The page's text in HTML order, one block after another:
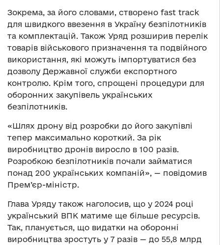
Зокрема, за його словами, створено fast track
для швидкого ввезення в Україну безпілотників
та комплектацій. Також Уряд розширив перелік
товарів військового призначення та подвійного
використання, які можуть імпортуватися без
дозволу Державної служби експортного
контролю. Крім того, спрощені процедури для
оборонних закупівель українських
безпілотників.
«Шлях дрону від розробки до його закупівлі
тепер максимально короткий. За рік
виробництво дронів виросло в 100 разів.
Розробкою безпілотників почали займатися
понад 200 українських компаній», — повідомив
Прем’єр-міністр.
Глава Уряду також наголосив, що у 2024 році
український ВПК матиме ще більше ресурсів.
Так, планується, що видатки на оборонні
виробництва зростуть у 7 разів — до 55,8 млрд